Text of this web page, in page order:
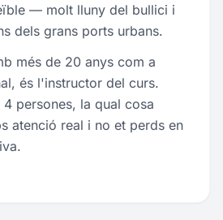
— molt lluny del bullici i
dels grans ports urbans.
més de 20 anys com a
és l'instructor del curs.
persones, la qual cosa
atenció real i no et perds en